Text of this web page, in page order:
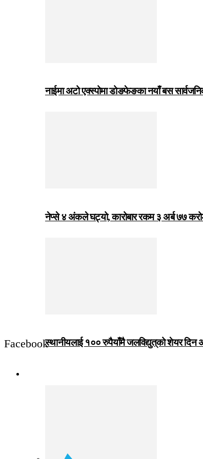
नाईमा अटो एक्स्पोमा डोङफेङका नयाँ बस
नेप्से ४ अंकले घट्यो, कारोबार रकम ३ अर्ब ७७
स्थानीयलाई १०० रुपैयाँमै जलविद्युत्‌को शेयर दिन
Facebook